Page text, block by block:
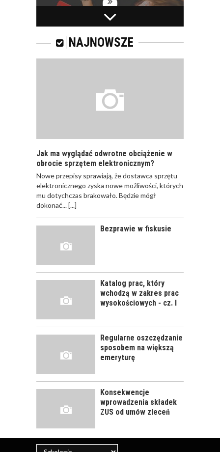
PRACOWNICY -
CZEMU WARTO ICH
SZKOLIĆ?
JAKIE SĄ RODZAJE
SZKOLEŃ DLA
JAK POWINNO
WYGLĄDAĆ
PRAWIDŁOWE
PRACOWNIKÓW?
CZĘŚĆ PIERWSZA!
WYGLĄDAĆ
PRAWIDŁOWE
SZKOLENIE
PRACOWNIKÓW?
ROZWÓJ
PRACOWNIKA - JAK O
NIEGO DBAĆ?
NAJNOWSZE
Jak ma wyglądać odwrotne obciążenie w
obrocie sprzętem elektronicznym?
Nowe przepisy sprawiają, że dostawca sprzętu
elektronicznego zyska nowe możliwości, których
mu dotychczas brakowało. Będzie mógł
dokonać...[...]
Bezprawie w fiskusie
Katalog prac, który
wchodzą w zakres prac
wysokościowych - cz. I
Regularne oszczędzanie
sposobem na większą
emeryturę
Konsekwencje
wprowadzenia składek
ZUS od umów zleceń